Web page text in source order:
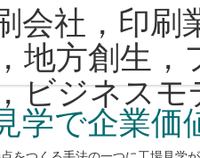
会社，印刷
地方創生
ビジネスモ
学で企業価